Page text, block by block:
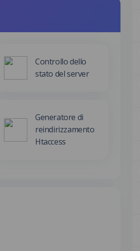
Controllo dello
stato del server
Generatore di
reindirizzamento
Htaccess